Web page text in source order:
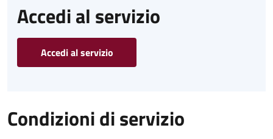
Accedi al servizio
Accedi al servizio
Condizioni di servizio